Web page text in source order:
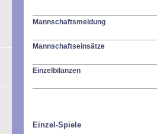
Mannschaftsmeldung
Mannschaftseinsätze
Einzelbilanzen
Einzel-Spiele